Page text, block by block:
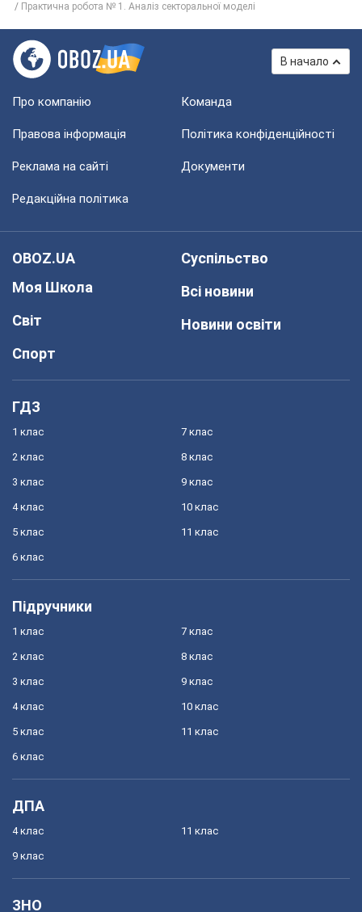
Практична робота № 1. Аналіз секторальної моделі
В начало
Про компанію Команда
Правова інформація Політика конфіденційності
Реклама на сайті Документи
Редакційна політика
OBOZ.UA
Моя Школа
Світ
Спорт
Суспільство
Всі новини
Новини освіти
ГДЗ
1 клас
2 клас
3 клас
4 клас
5 клас
6 клас
7 клас
8 клас
9 клас
10 клас
11 клас
Підручники
1 клас
2 клас
3 клас
4 клас
5 клас
6 клас
7 клас
8 клас
9 клас
10 клас
11 клас
ДПА
4 клас
9 клас
11 клас
ЗНО